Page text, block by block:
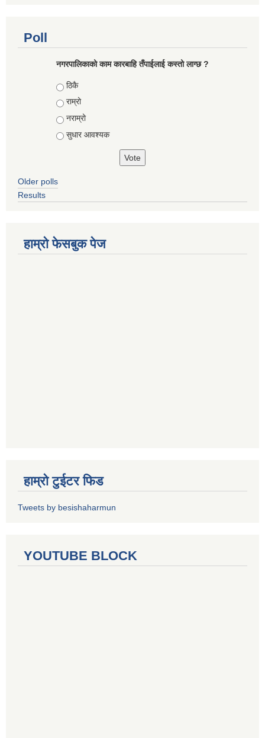
Poll
नगरपालिकाको काम कारबाहि तँपाईलाई कस्तो लाग्छ ?
Choices
ठिकै
राम्रो
नराम्रो
सुधार आवश्यक
Older polls
Results
हाम्रो फेसबुक पेज
हाम्रो टुईटर फिड
Tweets by besishaharmun
YOUTUBE BLOCK